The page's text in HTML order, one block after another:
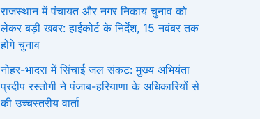
राजस्थान में पंचायत और नगर निकाय चुनाव को
लेकर बड़ी खबर: हाईकोर्ट के निर्देश, 15 नवंबर तक
होंगे चुनाव
नोहर-भादरा में सिंचाई जल संकट: मुख्य अभियंता
प्रदीप रस्तोगी ने पंजाब-हरियाणा के अधिकारियों से
की उच्चस्तरीय वार्ता